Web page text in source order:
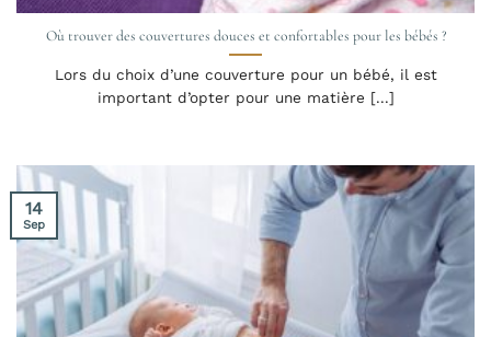
Où trouver des couvertures douces et confortables pour les bébés ?
Lors du choix d’une couverture pour un bébé, il est
important d’opter pour une matière [...]
14
Sep